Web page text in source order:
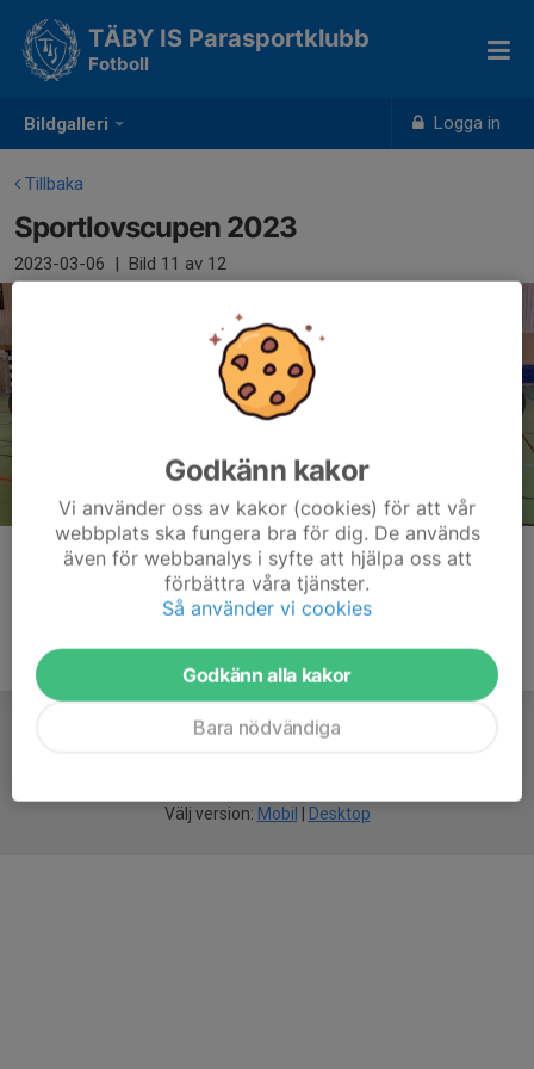
Bildgalleri Logga in
TÄBY IS Parasportklubb
Fotboll
Tillbaka
Sportlovscupen 2023
2023-03-06 | Bild 11 av 12
Välj version: Mobil Desktop
Godkänn kakor
Vi använder oss av kakor (cookies) för att vår
webbplats ska fungera bra för dig. De används
även för webbanalys i syfte att hjälpa oss att
förbättra våra tjänster.
Så använder vi cookies
Godkänn alla kakor
Bara nödvändiga